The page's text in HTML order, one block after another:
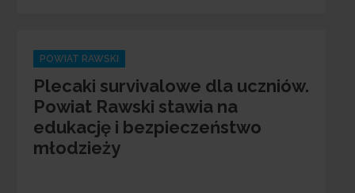
Categories
POWIAT RAWSKI
Plecaki survivalowe dla uczniów.
Powiat Rawski stawia na
edukację i bezpieczeństwo
młodzieży